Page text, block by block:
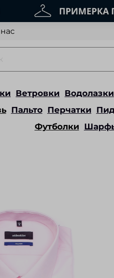
Ветровки Водолазки
Пальто Перчатки
Футболки